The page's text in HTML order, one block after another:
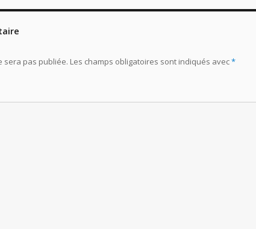
sera pas publiée. Les champs obligatoires sont indiqués avec*